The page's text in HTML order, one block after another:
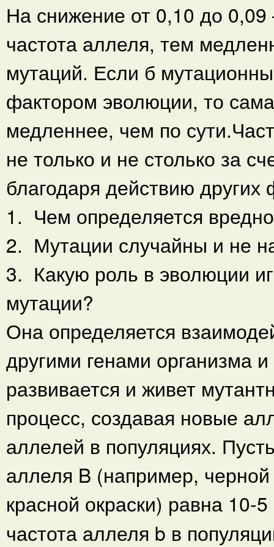
На снижение от 0,10 до
частота аллеля, тем
мутаций. Если б
фактором эволюции, то
медленнее, чем по
не только и не столько за
благодаря действию
1. Чем определяется
2. Мутации случайны и не
3. Какую роль в эволюции
мутации?
Она определяется
другими генами организма
развивается и живет
процесс, создавая новые
аллелей в популяциях.
аллеля B (например,
красной окраски) равна 10-
частота аллеля b в